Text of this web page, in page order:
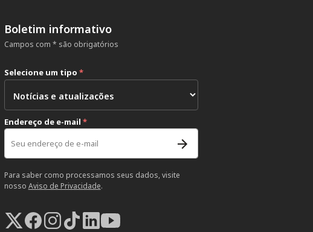
Boletim informativo
Campos com * são obrigatórios
Selecione um tipo *
Endereço de e-mail *
Para saber como processamos seus dados, visite
nosso Aviso de Privacidade.